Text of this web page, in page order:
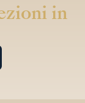
in